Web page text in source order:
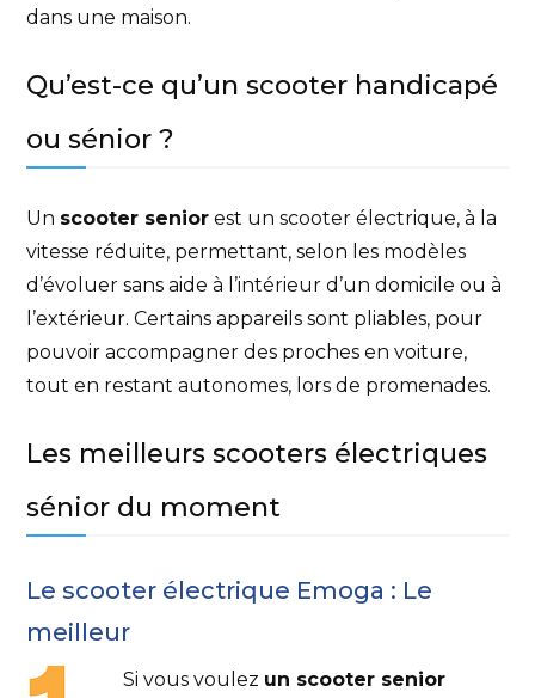
dans une maison.
Qu’est-ce qu’un scooter handicapé
ou sénior ?
Un scooter senior est un scooter électrique, à la
vitesse réduite, permettant, selon les modèles
d’évoluer sans aide à l’intérieur d’un domicile ou à
l’extérieur. Certains appareils sont pliables, pour
pouvoir accompagner des proches en voiture,
tout en restant autonomes, lors de promenades.
Les meilleurs scooters électriques
sénior du moment
Le scooter électrique Emoga : Le
meilleur
Si vous voulez un scooter senior